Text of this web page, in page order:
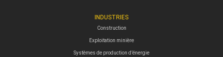
INDUSTRIES
Construction
Exploitation minière
Systèmes de production d’énergie